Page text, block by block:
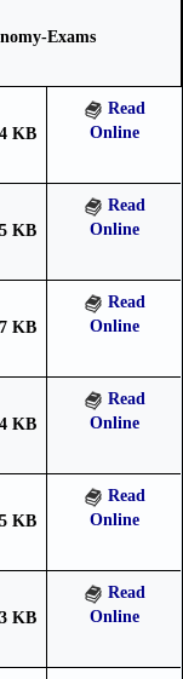
Exams
KB
Read
Online
KB
Read
Online
KB
Read
Online
KB
Read
Online
KB
Read
Online
KB
Read
Online